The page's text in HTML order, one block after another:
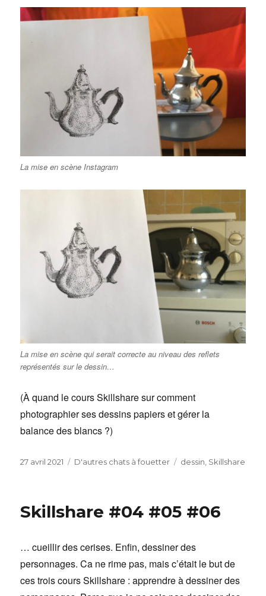
La mise en scène Instagram
La mise en scène qui serait correcte au niveau des reflets
représentés sur le dessin…
(À quand le cours Skillshare sur comment
photographier ses dessins papiers et gérer la
balance des blancs ?)
Publié
27 avril 2021 Catégories
D'autres chats à fouetter Étiquettes
dessin Skillshare
Skillshare #04 #05 #06
… cueillir des cerises. Enfin, dessiner des
personnages. Ca ne rime pas, mais c’était le but de
ces trois cours Skillshare : apprendre à dessiner des